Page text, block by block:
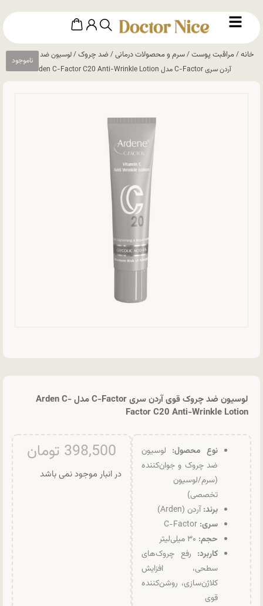
خانه/مراقبت پوست/سرم و محصولات درمانی/ضد چروک/ لوسیون ضد چروک قوی
آردن سری C-Factor مدل Arden C-Factor C20 Anti-Wrinkle Lotion
لوسیون ضد چروک قوی آردن سری C-Factor مدل Arden C-
Factor C20 Anti-Wrinkle Lotion
نوع محصول: لوسیون
ضد چروک و جوان‌کننده
(سرم/لوسیون
تخصصی)
برند:آردن (Arden)
سری:
حجم:
کاربرد: رفع چروک‌های
سطحی، افزایش
کلاژن‌سازی، روشن‌کننده
قوی
398,500 تومان
در انبار موجود نمی باشد